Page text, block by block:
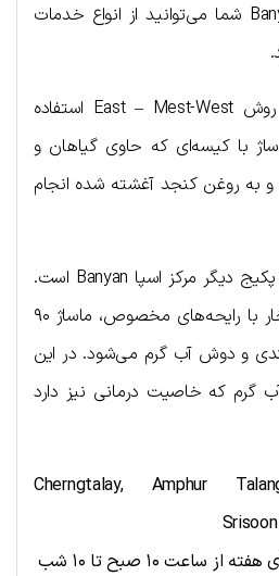
کرده است. در اسپای Banyan شما می‌توانید از انواع خدمات
متخصصین این مرکز از روش East – Mest-West استفاده
با کیسه‌ای که حاوی گیاهان و
روغن کنجد آغشته شده انجام
RAINMIST Experience پکیج دیگر مرکز اسپا Banyan است.
این پکیج شامل حمام بخار با رایحه‌های مخصوص، ماساژ ۹۰
و دوش آب گرم می‌شود. در این
گرم که خاصیت درمانی نیز دارد
Cherngtalay, Amphur
ساعت ۱۰ صبح تا ۱۰ شب